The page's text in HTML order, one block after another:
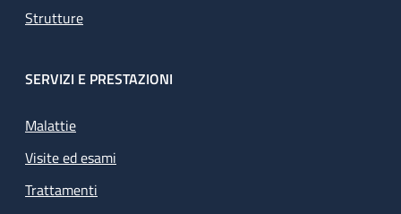
Strutture
SERVIZI E PRESTAZIONI
Malattie
Visite ed esami
Trattamenti